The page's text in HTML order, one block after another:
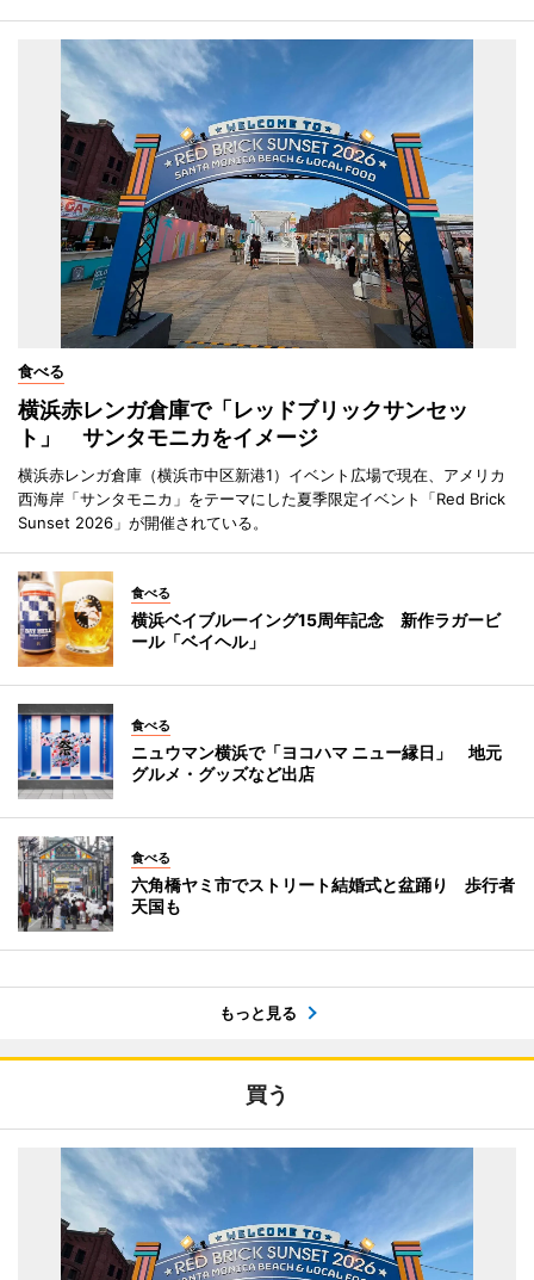
食べる
横浜赤レンガ倉庫で「レッドブリックサンセッ
ト」 サンタモニカをイメージ
横浜赤レンガ倉庫（横浜市中区新港1）イベント広場で現在、アメリカ
西海岸「サンタモニカ」をテーマにした夏季限定イベント「Red Brick
Sunset 2026」が開催されている。
食べる
横浜ベイブルーイング15周年記念 新作ラガービ
ール「ベイヘル」
食べる
ニュウマン横浜で「ヨコハマ ニュー縁日」 地元
グルメ・グッズなど出店
食べる
六角橋ヤミ市でストリート結婚式と盆踊り 歩行者
天国も
もっと見る
買う